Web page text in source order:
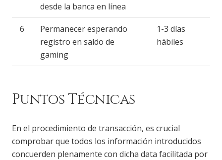
desde la banca en línea
6
Permanecer esperando
registro en saldo de
gaming
1-3 días
hábiles
Puntos Técnicas
En el procedimiento de transacción, es crucial
comprobar que todos los información introducidos
concuerden plenamente con dicha data facilitada por